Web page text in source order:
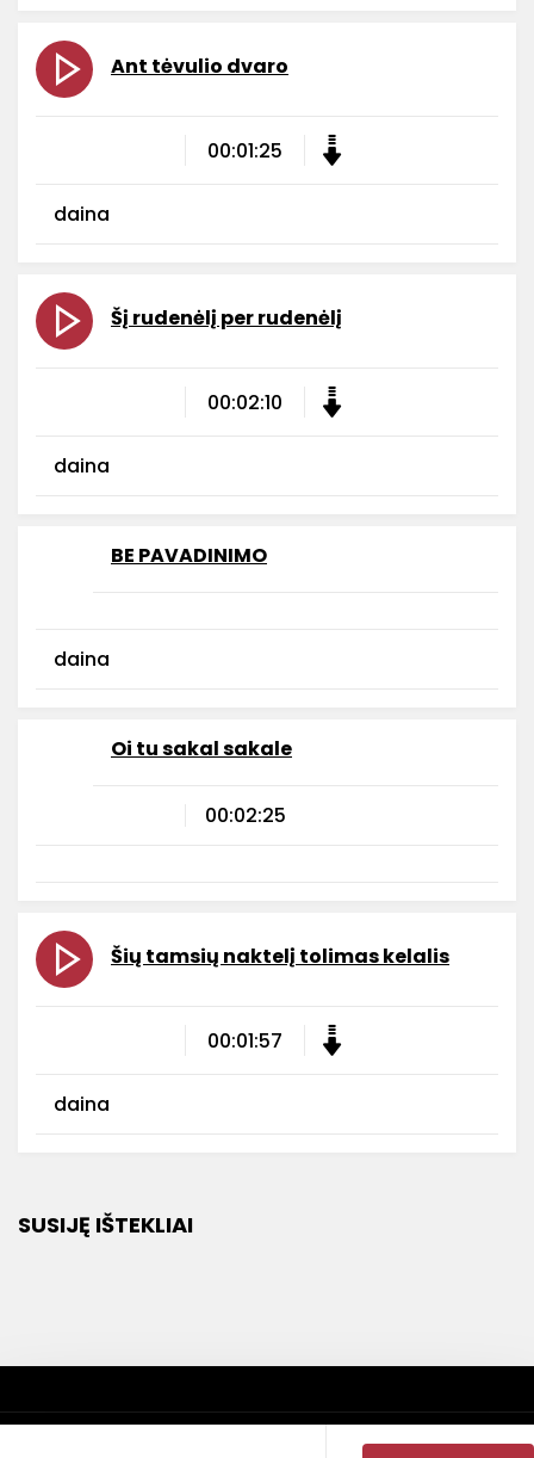
Ant tėvulio dvaro
00:01:25
daina
Šį rudenėlį per rudenėlį
00:02:10
daina
BE PAVADINIMO
daina
Oi tu sakal sakale
00:02:25
Šių tamsių naktelį tolimas kelalis
00:01:57
daina
SUSIJĘ IŠTEKLIAI